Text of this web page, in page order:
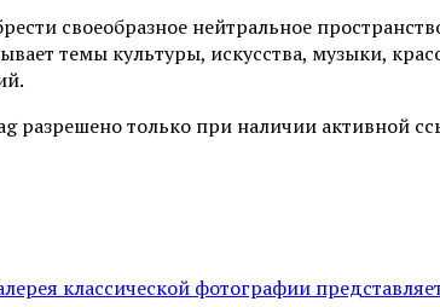
своеобразное нейтральное
темы культуры, искусства, музыки,
разрешено только при наличии активной
классической фотографии